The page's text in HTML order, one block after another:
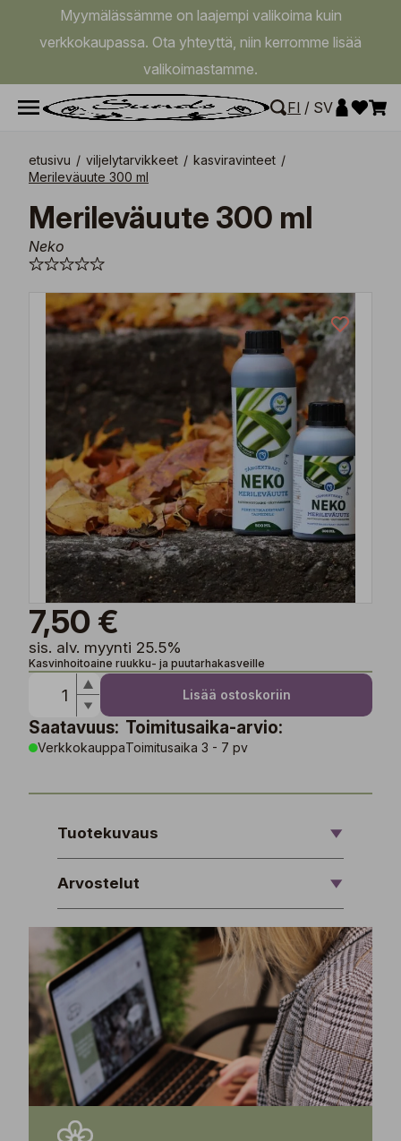
Myymälässämme on laajempi valikoima kuin
verkkokaupassa. Ota yhteyttä, niin kerromme lisää
valikoimastamme.
FI / SV
etusivu / viljelytarvikkeet / kasviravinteet /
Merileväuute 300 ml
Merileväuute 300 ml
Neko
7,50 €
sis. alv. myynti 25.5%
Kasvinhoitoaine ruukku- ja puutarhakasveille
Lisää ostoskoriin
Saatavuus:
Verkkokauppa
Toimitusaika-arvio:
Toimitusaika 3 - 7 pv
Tuotekuvaus
Arvostelut